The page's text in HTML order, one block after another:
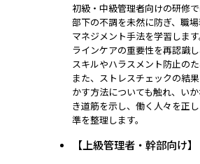
初級・中級管理者向けの研修
部下の不調を未然に防ぎ、職
マネジメント手法を学習します
ラインケアの重要性を再認識
スキルやハラスメント防止のた
また、ストレスチェックの結
かす方法についても触れ、い
き道筋を示し、働く人々を正
準を整理します。
【上級管理者・幹部向け】